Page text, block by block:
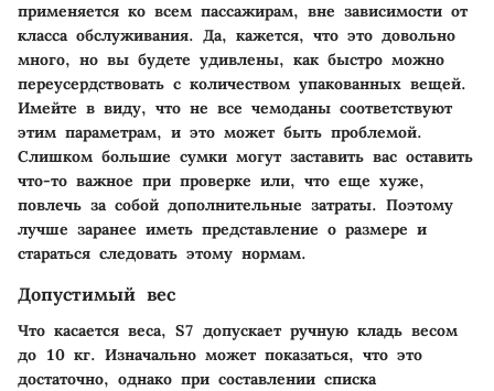
применяется ко всем пассажирам, вне зависимости от
класса обслуживания. Да, кажется, что это довольно
много, но вы будете удивлены, как быстро можно
переусердствовать с количеством упакованных вещей.
Имейте в виду, что не все чемоданы соответствуют
этим параметрам, и это может быть проблемой.
Слишком большие сумки могут заставить вас оставить
что-то важное при проверке или, что еще хуже,
повлечь за собой дополнительные затраты. Поэтому
лучше заранее иметь представление о размере и
стараться следовать этому нормам.
Допустимый вес
Что касается веса, S7 допускает ручную кладь весом
до 10 кг. Изначально может показаться, что это
достаточно, однако при составлении списка